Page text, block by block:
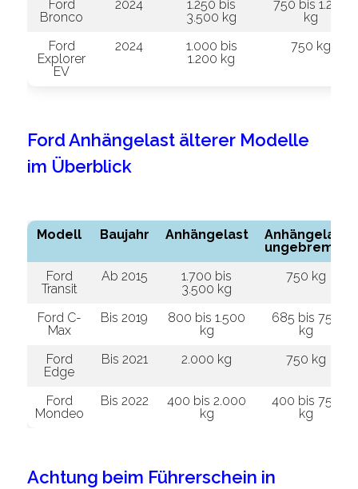
Ford
Bronco
2024
1.250 bis
3.500 kg
750 bis 1.200
kg
Ford
Explorer
EV
2024
1.000 bis
1.200 kg
750 kg
Ford Anhängelast älterer Modelle
im Überblick
Modell Baujahr Anhängelast
Anhängelast
ungebremst
Ford
Transit
Ab 2015
1.700 bis
3.500 kg
750 kg
Ford C-
Max
Bis 2019
800 bis 1.500
kg
685 bis 750
kg
Ford
Edge
Bis 2021 2.000 kg 750 kg
Ford
Mondeo
Bis 2022
400 bis 2.000
kg
400 bis 750
kg
Achtung beim Führerschein in